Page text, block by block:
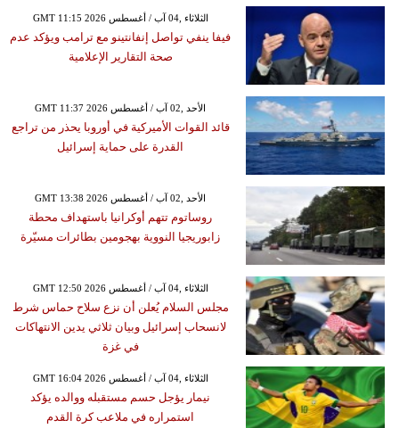
GMT 11:15 2026 الثلاثاء ,04 آب / أغسطس
فيفا ينفي تواصل إنفانتينو مع ترامب ويؤكد عدم
صحة التقارير الإعلامية
GMT 11:37 2026 الأحد ,02 آب / أغسطس
قائد القوات الأميركية في أوروبا يحذر من تراجع
القدرة على حماية إسرائيل
GMT 13:38 2026 الأحد ,02 آب / أغسطس
روساتوم تتهم أوكرانيا باستهداف محطة
زابوريجيا النووية بهجومين بطائرات مسيّرة
GMT 12:50 2026 الثلاثاء ,04 آب / أغسطس
مجلس السلام يُعلن أن نزع سلاح حماس شرط
لانسحاب إسرائيل وبيان ثلاثي يدين الانتهاكات
في غزة
GMT 16:04 2026 الثلاثاء ,04 آب / أغسطس
نيمار يؤجل حسم مستقبله ووالده يؤكد
استمراره في ملاعب كرة القدم